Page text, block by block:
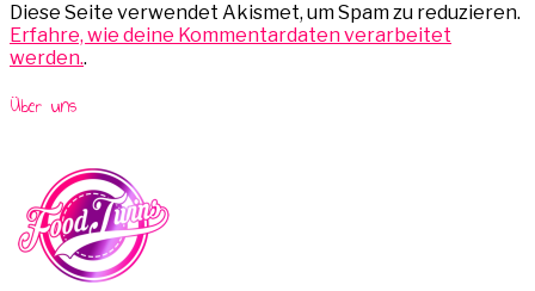
Diese Seite verwendet Akismet, um Spam zu reduzieren.
Erfahre, wie deine Kommentardaten verarbeitet
werden..
Über uns